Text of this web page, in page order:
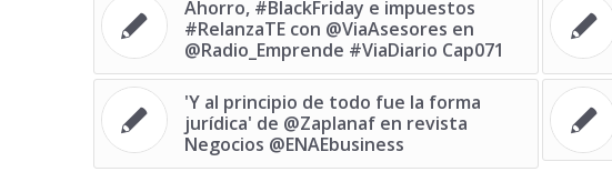
Ahorro, #BlackFriday e impuestos
#RelanzaTE con @ViaAsesores en
@Radio_Emprende #ViaDiario Cap071
'Y al principio de todo fue la forma
jurídica' de @Zaplanaf en revista
Negocios @ENAEbusiness